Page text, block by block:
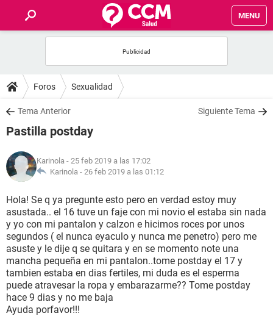
MENU
FOROS
SALUD
NUTRICIÓN
BIENESTAR
SEXUALIDAD
GLOSARIO
Foros Sexualidad
Tema Anterior Siguiente Tema
Pastilla postday
Karinola - 25 feb 2019 a las 17:02
Karinola - 26 feb 2019 a las 01:12
Hola! Se q ya pregunte esto pero en verdad estoy muy
asustada.. el 16 tuve un faje con mi novio el estaba sin nada
y yo con mi pantalon y calzon e hicimos roces por unos
segundos ( el nunca eyaculo y nunca me penetro) pero me
asuste y le dije q se quitara y en se momento note una
mancha pequeña en mi pantalon..tome postday el 17 y
tambien estaba en dias fertiles, mi duda es el esperma
puede atravesar la ropa y embarazarme?? Tome postday
hace 9 dias y no me baja
Ayuda porfavor!!!